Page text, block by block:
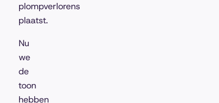
plompverlorens
plaatst.
Nu
we
de
toon
hebben